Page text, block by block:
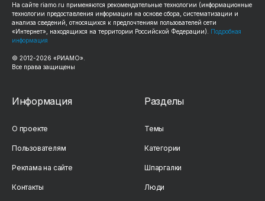
На сайте riamo.ru применяются рекомендательные технологии (информационные
технологии предоставления информации на основе сбора, систематизации и
анализа сведений, относящихся к предпочтениям пользователей сети
«Интернет», находящихся на территории Российской Федерации). Подробная
информация
© 2012-2026 «РИАМО».
Все права защищены
Информация
О проекте
Пользователям
Реклама на сайте
Контакты
Разделы
Темы
Категории
Шпаргалки
Люди